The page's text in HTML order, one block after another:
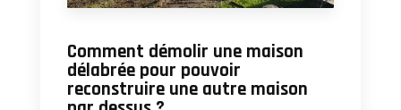
Comment démolir une maison
délabrée pour pouvoir
reconstruire une autre maison